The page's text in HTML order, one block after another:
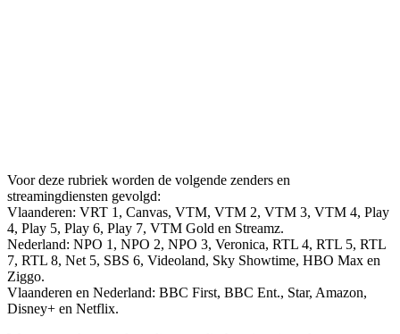
Voor deze rubriek worden de volgende zenders en
streamingdiensten gevolgd:
Vlaanderen: VRT 1, Canvas, VTM, VTM 2, VTM 3, VTM 4, Play
4, Play 5, Play 6, Play 7, VTM Gold en Streamz.
Nederland: NPO 1, NPO 2, NPO 3, Veronica, RTL 4, RTL 5, RTL
7, RTL 8, Net 5, SBS 6, Videoland, Sky Showtime, HBO Max en
Ziggo.
Vlaanderen en Nederland: BBC First, BBC Ent., Star, Amazon,
Disney+ en Netflix.